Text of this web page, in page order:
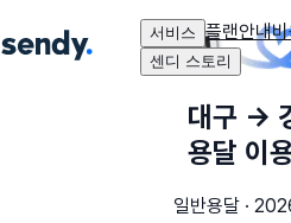
서비스 플랜안내
센디 스토리
대구 →
용달 이
일반용달·